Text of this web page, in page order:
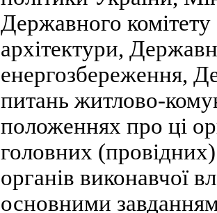
Державного
архітектури,
енергозбереження,
питань житлово-
положеннях про ці
головних
органів виконавчої
основними